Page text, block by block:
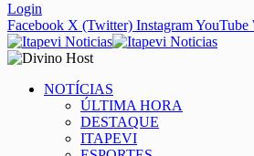
Login
Facebook X (Twitter) InstagramYouTube
NOTÍCIAS
ÚLTIMA HORA
DESTAQUE
ITAPEVI